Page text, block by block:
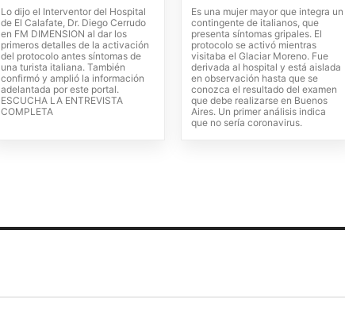
Lo dijo el Interventor del Hospital
de El Calafate, Dr. Diego Cerrudo
en FM DIMENSION al dar los
primeros detalles de la activación
del protocolo antes síntomas de
una turista italiana. También
confirmó y amplió la información
adelantada por este portal.
ESCUCHA LA ENTREVISTA
COMPLETA
Es una mujer mayor que integra un
contingente de italianos, que
presenta síntomas gripales. El
protocolo se activó mientras
visitaba el Glaciar Moreno. Fue
derivada al hospital y está aislada
en observación hasta que se
conozca el resultado del examen
que debe realizarse en Buenos
Aires. Un primer análisis indica
que no sería coronavirus.